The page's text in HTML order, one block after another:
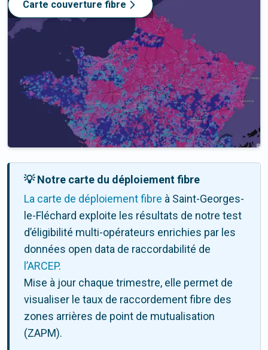
Carte couverture fibre
💡 Notre carte du déploiement fibre
La carte de déploiement fibre à Saint-Georges-
le-Fléchard exploite les résultats de notre test
d’éligibilité multi-opérateurs enrichies par les
données open data de raccordabilité de
l’ARCEP.
Mise à jour chaque trimestre, elle permet de
visualiser le taux de raccordement fibre des
zones arrières de point de mutualisation
(ZAPM).